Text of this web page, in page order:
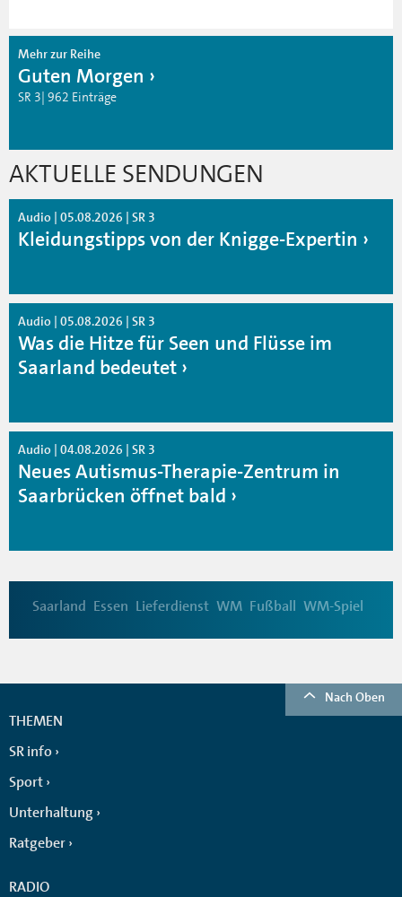
Mehr zur Reihe
Guten Morgen
SR 3| 962 Einträge
AKTUELLE SENDUNGEN
Audio | 05.08.2026 | SR 3
Kleidungstipps von der Knigge-Expertin
Audio | 05.08.2026 | SR 3
Was die Hitze für Seen und Flüsse im
Saarland bedeutet
Audio | 04.08.2026 | SR 3
Neues Autismus-Therapie-Zentrum in
Saarbrücken öffnet bald
Saarland Essen Lieferdienst WM Fußball WM-Spiel
Nach Oben
THEMEN
SR info
Sport
Unterhaltung
Ratgeber
RADIO